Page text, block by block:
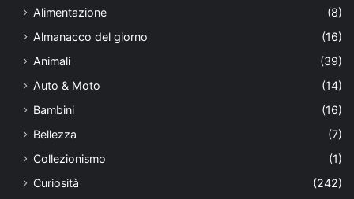
Alimentazione
(8)
Almanacco del giorno
(16)
Animali
(39)
Auto & Moto
(14)
Bambini
(16)
Bellezza
(7)
Collezionismo
(1)
Curiosità
(242)